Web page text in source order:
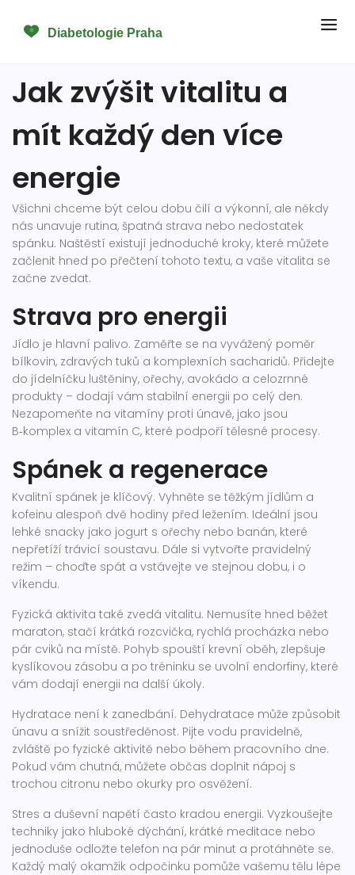
Jak zvýšit vitalitu a
mít každý den více
energie
Všichni chceme být celou dobu čilí a výkonní, ale někdy
nás unavuje rutina, špatná strava nebo nedostatek
spánku. Naštěstí existují jednoduché kroky, které můžete
začlenit hned po přečtení tohoto textu, a vaše vitalita se
začne zvedat.
Strava pro energii
Jídlo je hlavní palivo. Zaměřte se na vyvážený poměr
bílkovin, zdravých tuků a komplexních sacharidů. Přidejte
do jídelníčku luštěniny, ořechy, avokádo a celozrnné
produkty – dodají vám stabilní energii po celý den.
Nezapomeňte na vitamíny proti únavě, jako jsou
B‑komplex a vitamín C, které podpoří tělesné procesy.
Spánek a regenerace
Kvalitní spánek je klíčový. Vyhněte se těžkým jídlům a
kofeinu alespoň dvě hodiny před ležením. Ideální jsou
lehké snacky jako jogurt s ořechy nebo banán, které
nepřetíží trávicí soustavu. Dále si vytvořte pravidelný
režim – choďte spát a vstávejte ve stejnou dobu, i o
víkendu.
Fyzická aktivita také zvedá vitalitu. Nemusíte hned běžet
maraton, stačí krátká rozcvička, rychlá procházka nebo
pár cviků na místě. Pohyb spouští krevní oběh, zlepšuje
kyslíkovou zásobu a po tréninku se uvolní endorfiny, které
vám dodají energii na další úkoly.
Hydratace není k zanedbání. Dehydratace může způsobit
únavu a snížit soustředěnost. Pijte vodu pravidelně,
zvláště po fyzické aktivitě nebo během pracovního dne.
Pokud vám chutná, můžete občas doplnit nápoj s
trochou citronu nebo okurky pro osvěžení.
Stres a duševní napětí často kradou energii. Vyzkoušejte
techniky jako hluboké dýchání, krátké meditace nebo
jednoduše odložte telefon na pár minut a protáhněte se.
Každý malý okamžik odpočinku pomůže vašemu tělu lépe